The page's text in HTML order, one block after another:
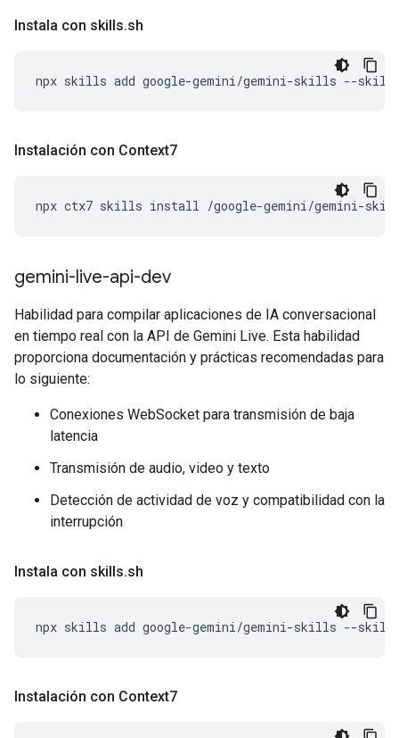
Instala con skills.sh
npx skills add google-gemini/gemini-skills --skill
Instalación con Context7
npx ctx7 skills install /google-gemini/gemini-
gemini-live-api-dev
Habilidad para compilar aplicaciones de IA conversacional
en tiempo real con la API de Gemini Live. Esta habilidad
proporciona documentación y prácticas recomendadas para
lo siguiente:
Conexiones WebSocket para transmisión de baja
latencia
Transmisión de audio, video y texto
Detección de actividad de voz y compatibilidad con la
interrupción
Instala con skills.sh
npx skills add google-gemini/gemini-skills --skill
Instalación con Context7